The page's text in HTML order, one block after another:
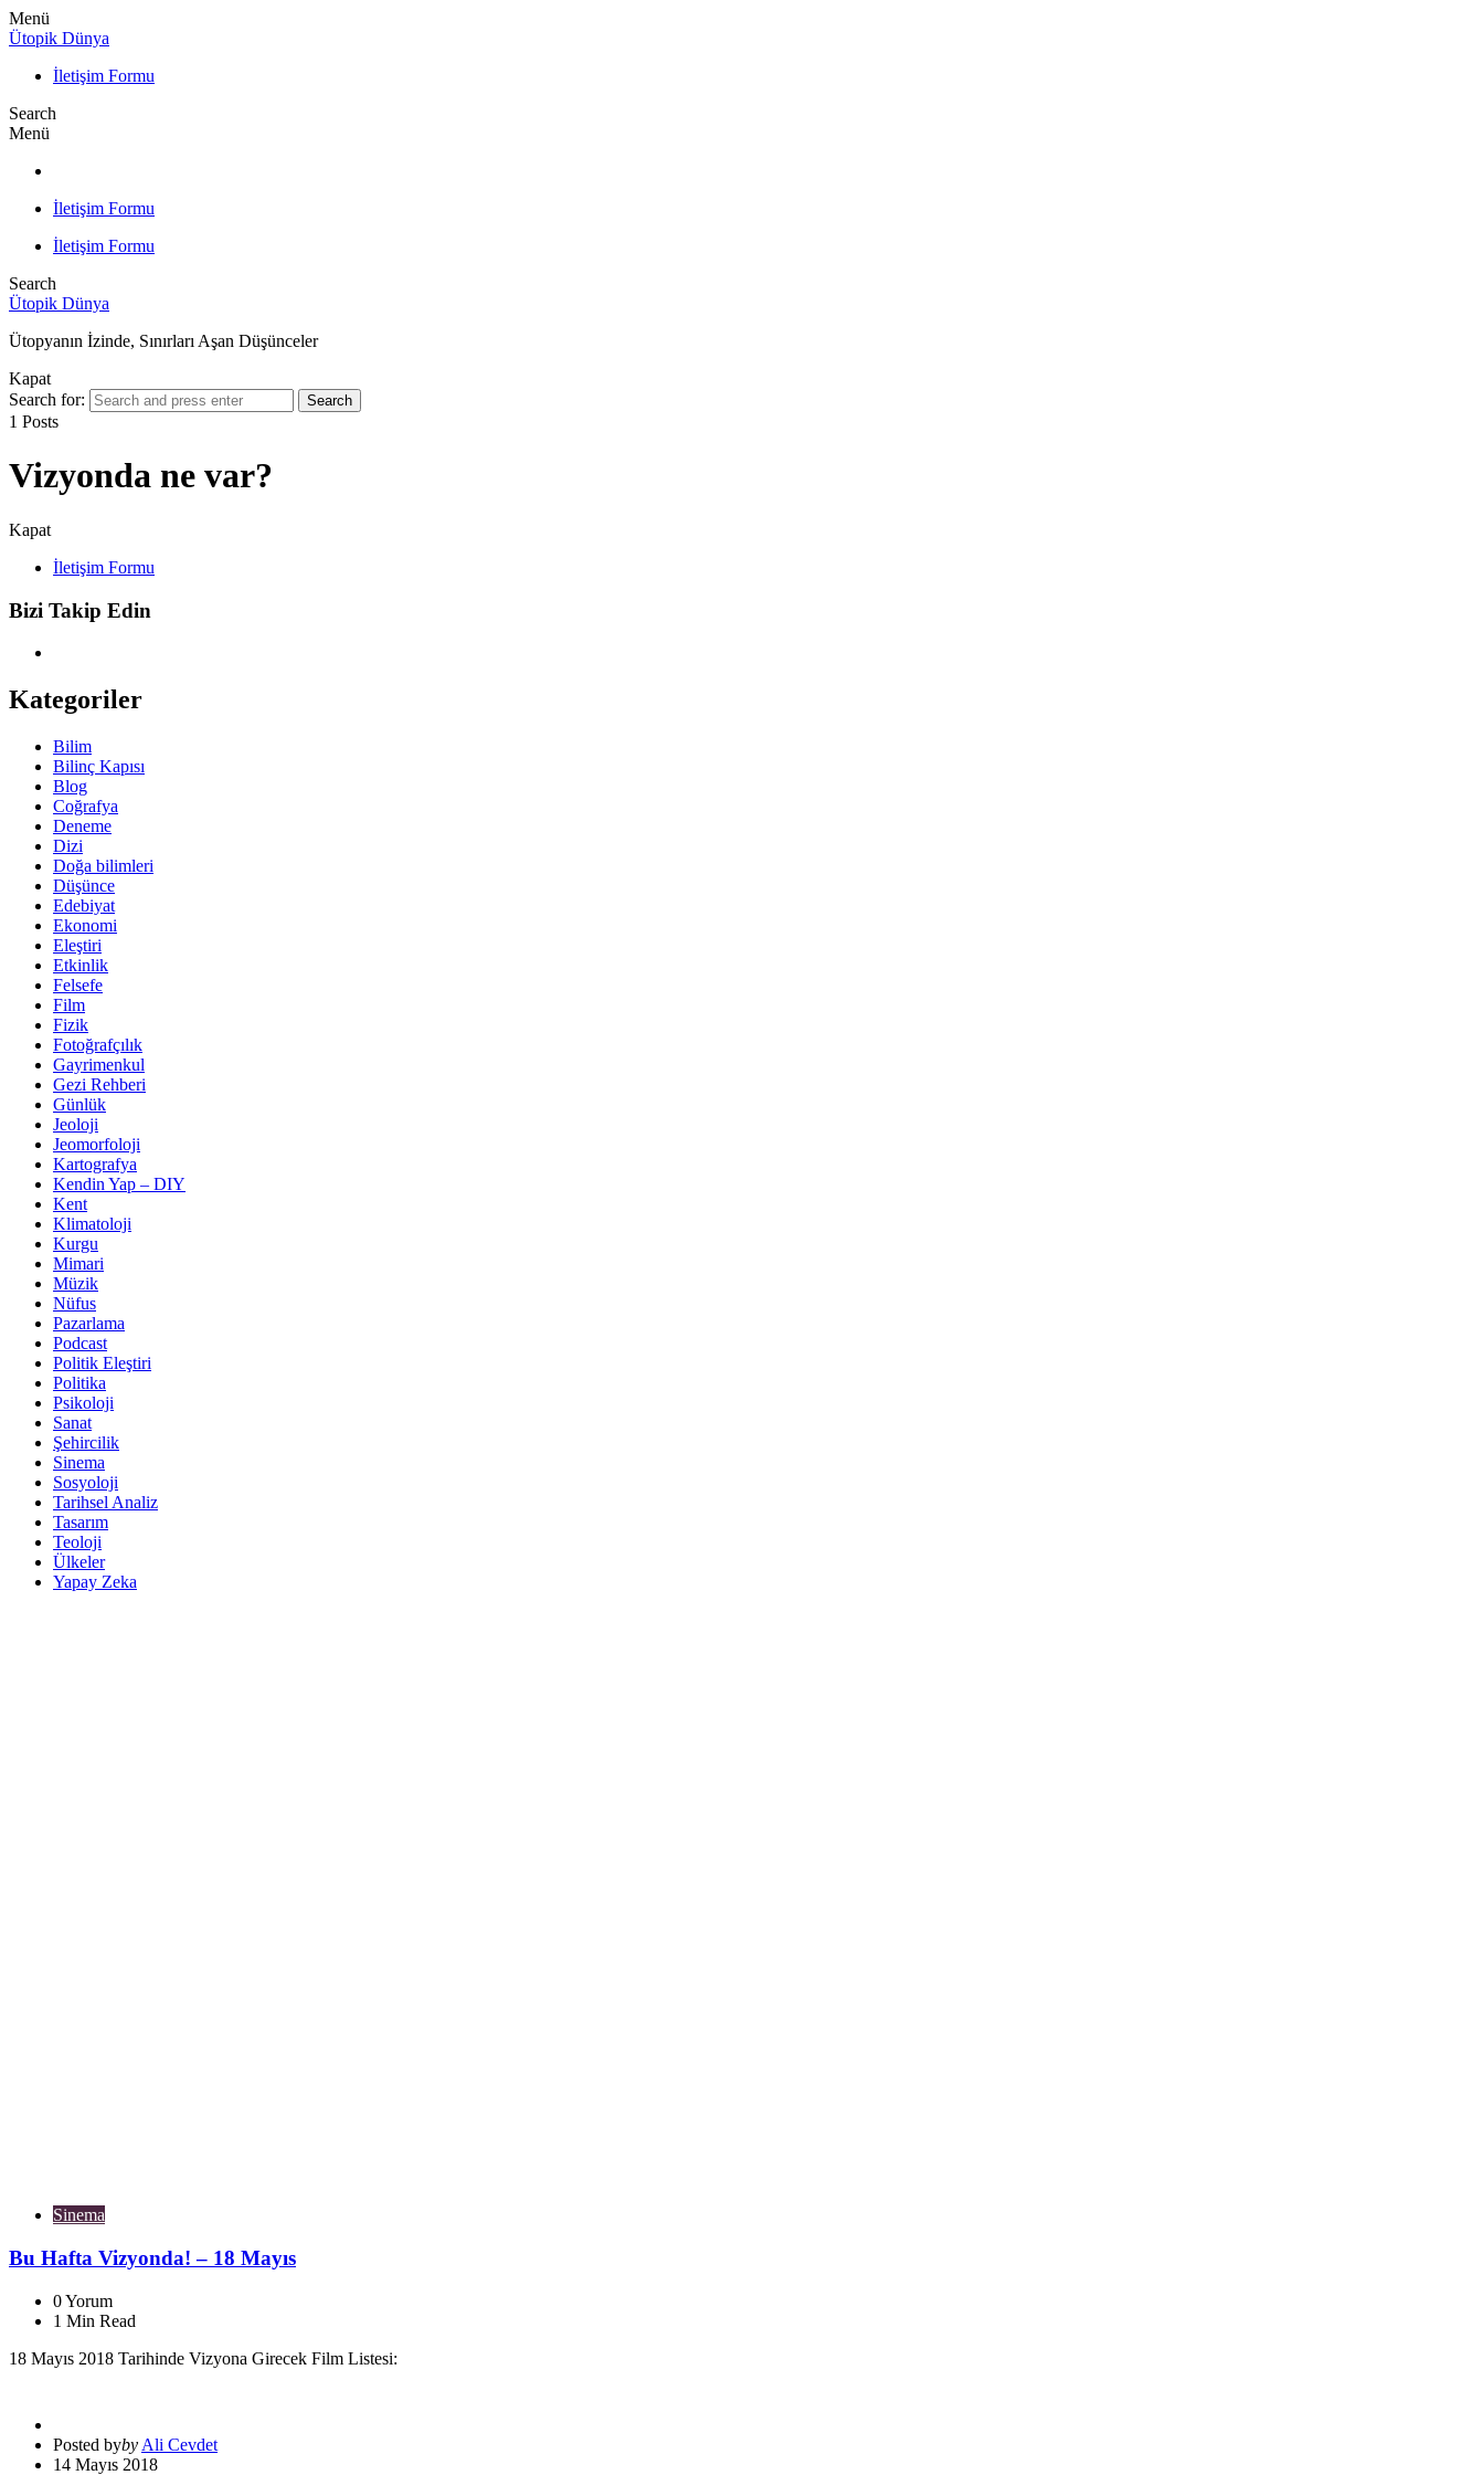
Menü
Ütopik Dünya
İletişim Formu
Search
Menü
İletişim Formu
İletişim Formu
Search
Ütopik Dünya
Ütopyanın İzinde, Sınırları Aşan Düşünceler
Kapat
Search for:
Search
1 Posts
Vizyonda ne var?
Kapat
İletişim Formu
Bizi Takip Edin
Kategoriler
Bilim
Bilinç Kapısı
Blog
Coğrafya
Deneme
Dizi
Doğa bilimleri
Düşünce
Edebiyat
Ekonomi
Eleştiri
Etkinlik
Felsefe
Film
Fizik
Fotoğrafçılık
Gayrimenkul
Gezi Rehberi
Günlük
Jeoloji
Jeomorfoloji
Kartografya
Kendin Yap – DIY
Kent
Klimatoloji
Kurgu
Mimari
Müzik
Nüfus
Pazarlama
Podcast
Politik Eleştiri
Politika
Psikoloji
Sanat
Şehircilik
Sinema
Sosyoloji
Tarihsel Analiz
Tasarım
Teoloji
Ülkeler
Yapay Zeka
Sinema
Bu Hafta Vizyonda! – 18 Mayıs
0Yorum
1 Min Read
18 Mayıs 2018 Tarihinde Vizyona Girecek Film Listesi:
Posted byby Ali Cevdet
14 Mayıs 2018